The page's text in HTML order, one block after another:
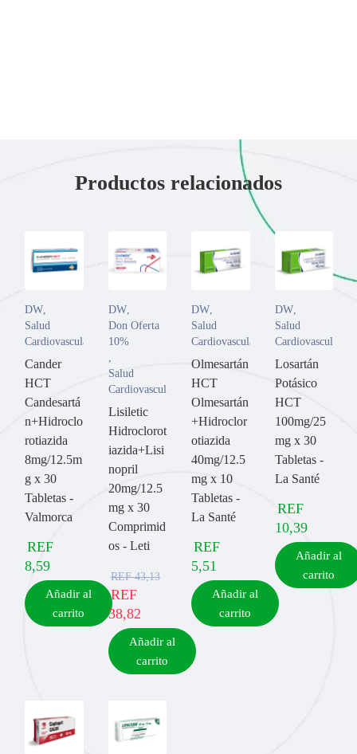
Productos relacionados
DW
Salud
Cardiovascular
Cander
HCT
Candesartá
n+Hidroclo
rotiazida
8mg/12.5m
g x 30
Tabletas -
Valmorca
REF
8,59
Añadir al
carrito
DW,
Don Oferta
10%
Salud
Cardiovascular
Lisiletic
Hidroclorot
iazida+Lisi
nopril
20mg/12.5
mg x 30
Comprimid
os - Leti
REF43,13
REF
38,82
Añadir al
carrito
DW
Salud
Cardiovascular
Olmesartán
HCT
Olmesartán
+Hidroclor
otiazida
40mg/12.5
mg x 10
Tabletas -
La Santé
REF
5,51
Añadir al
carrito
DW,
Salud
Cardiovascular
Losartán
Potásico
HCT
100mg/25
mg x 30
Tabletas -
La Santé
REF
10,39
Añadir al
carrito